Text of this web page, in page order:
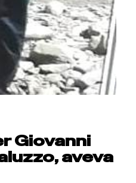
Giovanni
aveva